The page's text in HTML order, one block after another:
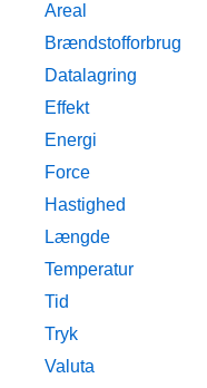
Areal
Brændstofforbrug
Datalagring
Effekt
Energi
Force
Hastighed
Længde
Temperatur
Tid
Tryk
Valuta